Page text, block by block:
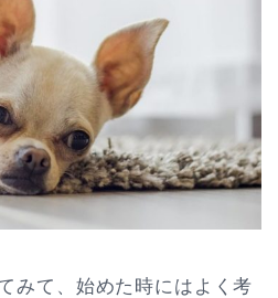
みて、始めた時にはよく考